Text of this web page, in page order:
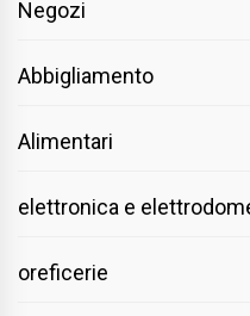
Negozi
Abbigliamento
Alimentari
elettronica e
oreficerie